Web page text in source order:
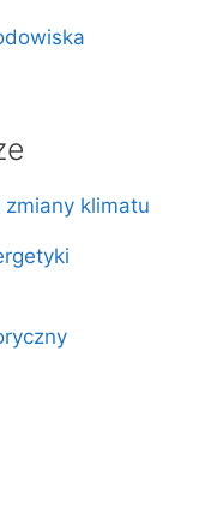
zmiany klimatu